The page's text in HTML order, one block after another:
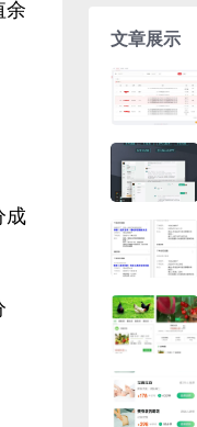
文章展示